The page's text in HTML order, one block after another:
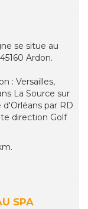
se situe au
Ardon.
: Versailles,
La Source sur
par RD
direction Golf
SPA